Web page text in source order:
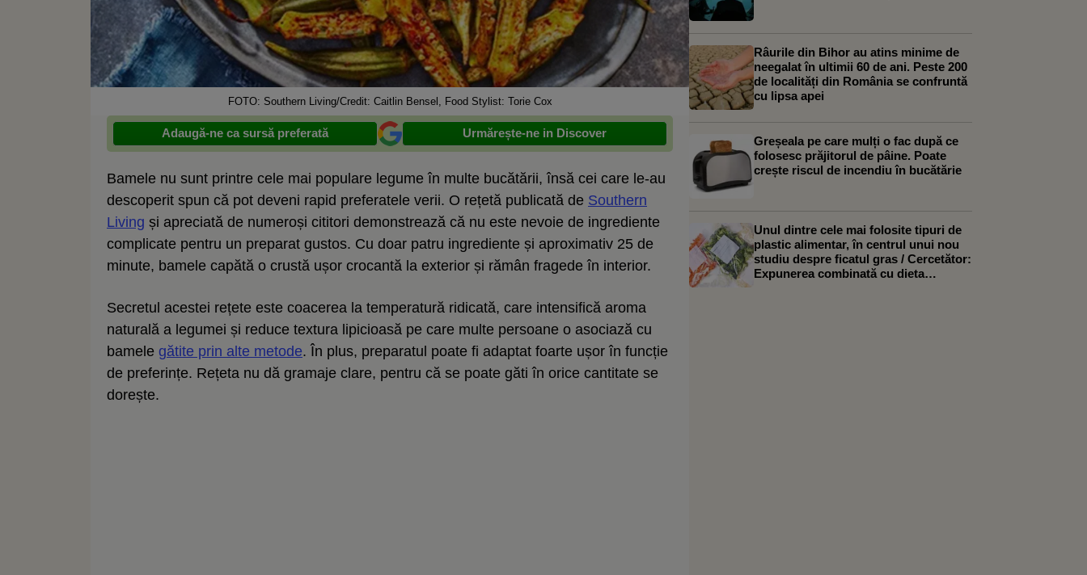
FOTO: Southern Living/Credit: Caitlin Bensel, Food Stylist: Torie Cox
Adaugă-ne ca sursă preferată Urmărește-ne in Discover
Bamele nu sunt printre cele mai populare legume în multe bucătării, însă cei care le-au
descoperit spun că pot deveni rapid preferatele verii. O rețetă publicată de Southern
Living și apreciată de numeroși cititori demonstrează că nu este nevoie de ingrediente
complicate pentru un preparat gustos. Cu doar patru ingrediente și aproximativ 25 de
minute, bamele capătă o crustă ușor crocantă la exterior și rămân fragede în interior.
Secretul acestei rețete este coacerea la temperatură ridicată, care intensifică aroma
naturală a legumei și reduce textura lipicioasă pe care multe persoane o asociază cu
bamele gătite prin alte metode. În plus, preparatul poate fi adaptat foarte ușor în funcție
de preferințe. Rețeta nu dă gramaje clare, pentru că se poate găti în orice cantitate se
dorește.
Râurile din Bihor au atins minime de
neegalat în ultimii 60 de ani. Peste 200
de localități din România se confruntă
cu lipsa apei
Greșeala pe care mulți o fac după ce
folosesc prăjitorul de pâine. Poate
crește riscul de incendiu în bucătărie
Unul dintre cele mai folosite tipuri de
plastic alimentar, în centrul unui nou
studiu despre ficatul gras / Cercetător:
Expunerea combinată cu dieta